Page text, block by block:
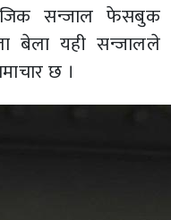
सन्जाल फेसबुक
बेला यही सन्जालले
छ ।